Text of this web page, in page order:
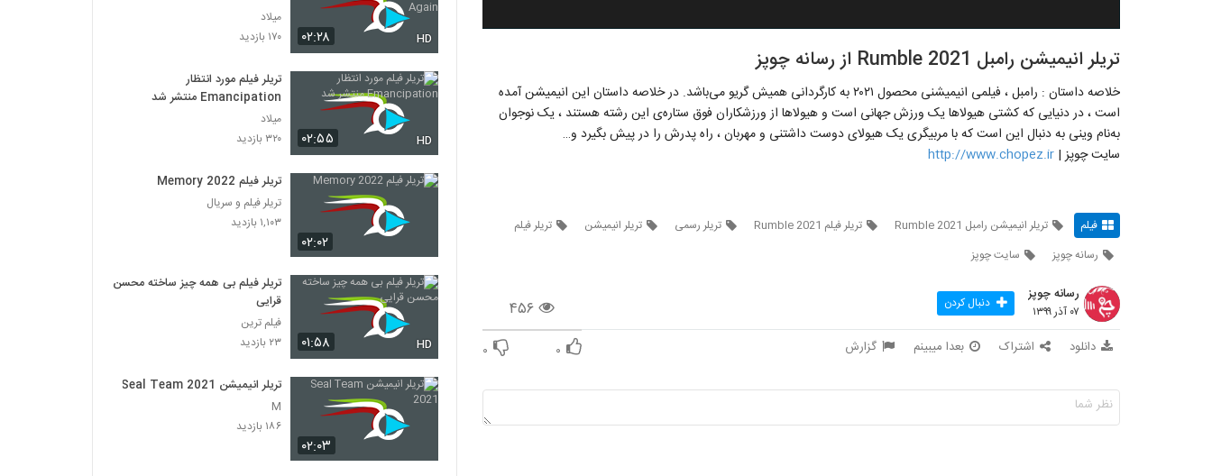
تریلر انیمیشن رامبل Rumble 2021 از رسانه چوپز
خلاصه داستان : رامبل ، فیلمی انیمیشنی محصول ۲۰۲۱ به کارگردانی همیش گریو می‌باشد. در خلاصه داستان این انیمیشن آمده
است ، در دنیایی که کشتی هیولاها یک ورزش جهانی است و هیولاها از ورزشکاران فوق ستاره‌ی این رشته هستند ، یک نوجوان
به‌نام وینی به دنبال این است که با مربیگری یک هیولای دوست داشتنی و مهربان ، راه پدرش را در پیش بگیرد و…
سایت چوپز | http://www.chopez.ir
فیلم تریلر انیمیشن رامبل Rumble 2021 تریلر فیلم Rumble 2021 تریلر رسمی تریلر انیمیشن
تریلر فیلم
رسانه چوپز
سایت چوپز
۴۵۶
رسانه چوپز
۰۷ آذر ۱۳۹۹ دنبال کردن
دانلود اشتراک بعدا میبینم گزارش ۰ ۰
۰۲:۲۸ HD
Again
میلاد
۱۷۰ بازدید
۰۲:۵۵ HD
تریلر فیلم مورد انتظار
Emancipation منتشر شد
میلاد
۳۲۰ بازدید
۰۲:۰۲
تریلر فیلم Memory 2022
تریلر فیلم و سریال
۱,۱۰۳ بازدید
۰۱:۵۸ HD
تریلر فیلم بی همه چیز ساخته محسن
قرایی
فیلم ترین
۲۳ بازدید
۰۲:۰۳
تریلر انیمیشن Seal Team 2021
M
۱۸۶ بازدید